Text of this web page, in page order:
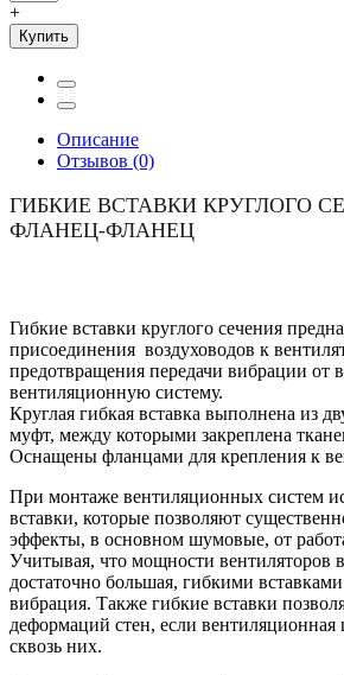
+
Купить
Описание
Отзывов (0)
ГИБКИЕ ВСТАВКИ КРУГЛОГО
ФЛАНЕЦ-ФЛАНЕЦ
Гибкие вставки круглого сечения
присоединения воздуховодов к
предотвращения передачи вибрации от
вентиляционную систему.
Круглая гибкая вставка выполнена из
муфт, между которыми закреплена
Оснащены фланцами для крепления к
При монтаже вентиляционных систем
вставки, которые позволяют
эффекты, в основном шумовые, от
Учитывая, что мощности вентиляторов
достаточно большая, гибкими вставками
вибрация. Также гибкие вставки
деформаций стен, если вентиляционная
сквозь них.